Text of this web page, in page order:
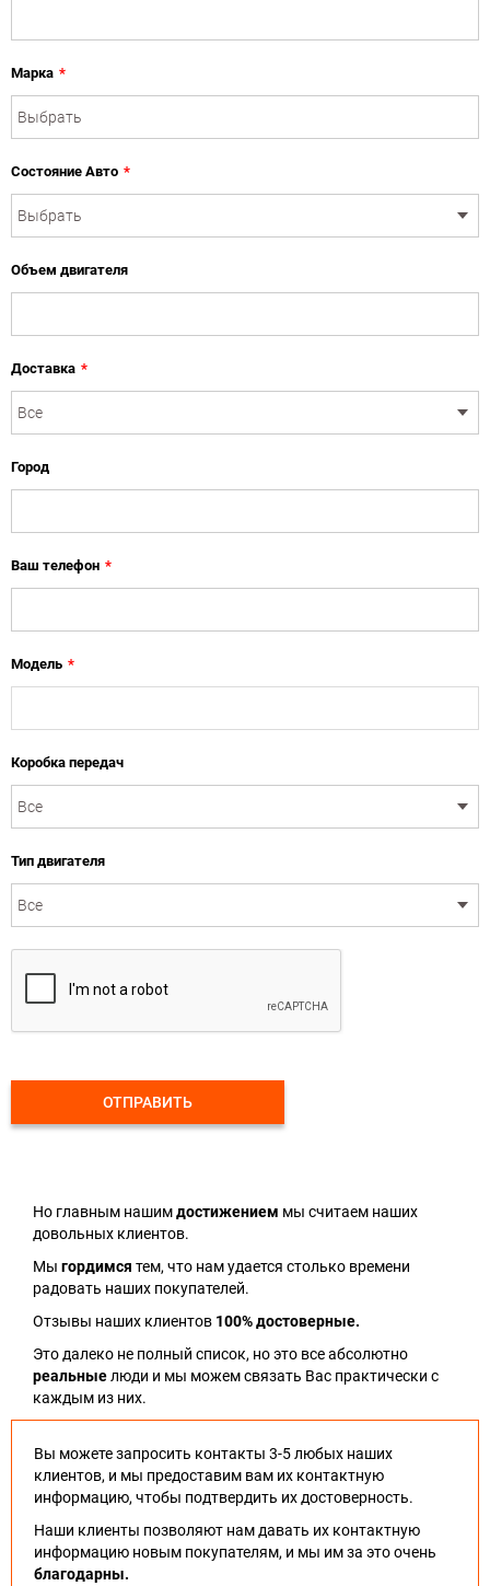
Марка *
Состояние Авто *
Объем двигателя
Доставка *
Город
Ваш телефон *
Модель *
Коробка передач
Тип двигателя
ОТПРАВИТЬ
Но главным нашимдостижением мы считаем наших
довольных клиентов.
Мы гордимся тем, что нам удается столько времени
радовать наших покупателей.
Отзывы наших клиентов 100% достоверные.
Это далеко не полный список, но это все абсолютно
реальныелюди и мы можем связать Вас практически с
каждым из них.
Вы можете запросить контакты 3-5 любых наших
клиентов, и мы предоставим вам их контактную
информацию, чтобы подтвердить их достоверность.
Наши клиенты позволяют нам давать их контактную
информацию новым покупателям, и мы им за это очень
благодарны.